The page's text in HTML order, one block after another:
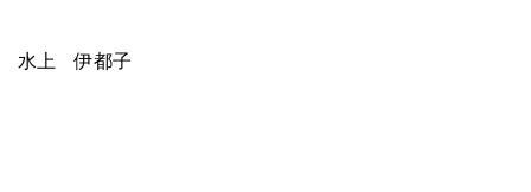
水上 伊都子